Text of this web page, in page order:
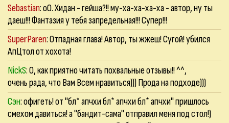
Sebastian: оО. Хидан - гейша?!! му-ха-ха-ха-ха - автор, ну ты
даеш!!! Фантазия у тебя запредельная!!! Супер!!!
SuperParen: Отпадная глава! Автор, ты жжеш! Сугой! убился
АпЦтол от хохота!
NickS: О, как приятно читать похвальные отзывы!! ^^,
очень рада, что Вам Всем нравиться))) Прода на подходе)))
Сэн: офигеть! от "бл* апчхи бл* апчхи бл* апчхи" пришлось
смехом давиться! а "бандит-сама" отправил меня под стол!)